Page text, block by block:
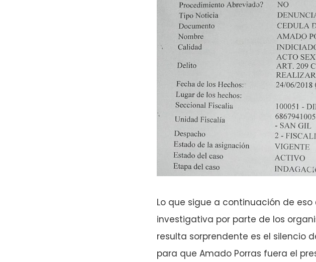
Lo que sigue a continuación de
investigativa por parte de los
resulta sorprendente es el silencio
para que Amado Porras fuera el